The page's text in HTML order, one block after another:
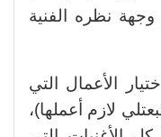
نظره الفنية
الأعمال التي
لازم أعملها)،